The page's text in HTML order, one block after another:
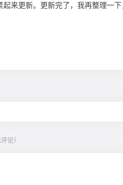
起来更新。更新完了，我再整理一下
论)